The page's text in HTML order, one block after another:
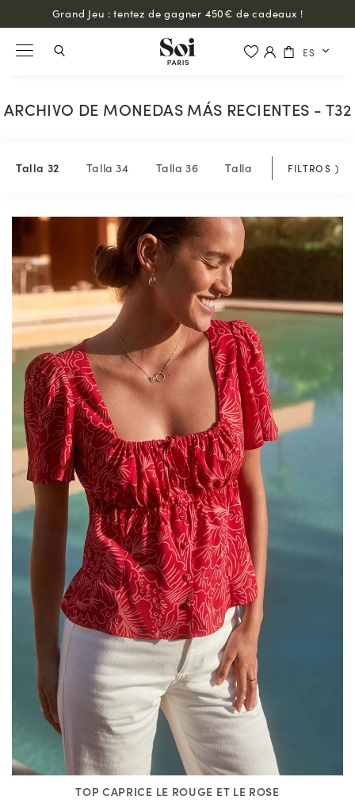
Grand Jeu : tentez de gagner 450€ de cadeaux !
ES
ARCHIVO DE MONEDAS MÁS RECIENTES - T32
Talla 32 Talla 34 Talla 36 Talla 38 Talla 40
FILTROS )
TOP CAPRICE LE ROUGE ET LE ROSE